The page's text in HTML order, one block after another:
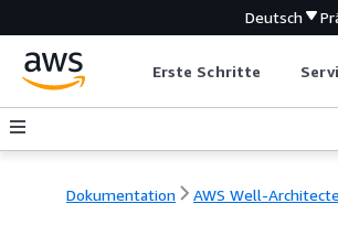
Deutsch
Erste Schritte
Dokumentation AWS Well-